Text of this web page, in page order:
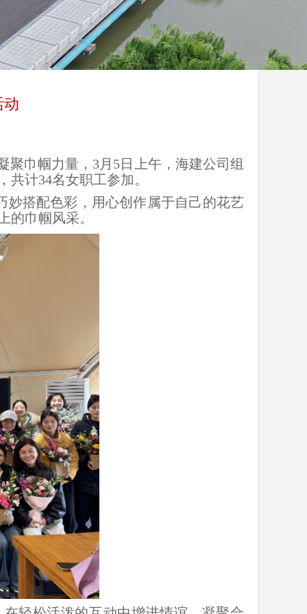
动
聚巾帼力量，3月 5日上午，海建公司组
计34名女职工参加。
妙搭配色彩，用心创作属于自己的花艺
的巾帼风采。